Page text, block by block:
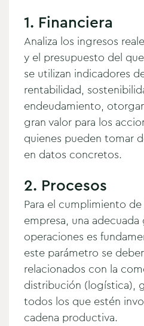
1. Financiera
Analiza los ingresos
y el presupuesto del
se utilizan indicadores
rentabilidad,
endeudamiento,
gran valor para los
quienes pueden tomar
en datos concretos.
2. Procesos
Para el cumplimiento
empresa, una
operaciones es
este parámetro se
relacionados con la
distribución (logística),
todos los que estén
cadena productiva.